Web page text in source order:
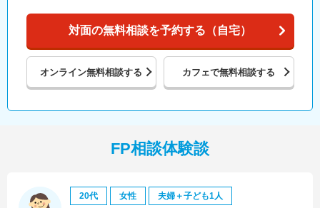
対面の無料相談を予約する（自宅）
オンライン無料相談する カフェで無料相談する
FP相談体験談
20代 女性 夫婦＋子ども1人